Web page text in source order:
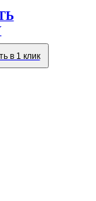
в 1 клик